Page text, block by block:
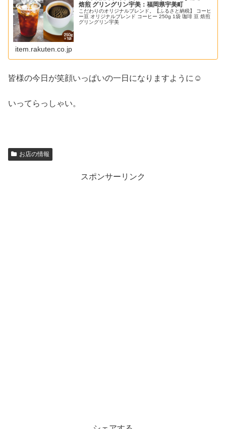
焙煎 グリングリン宇美：福岡県宇美町
こだわりのオリジナルブレンド。【ふるさと納税】 コーヒ
ー豆 オリジナルブレンド コーヒー 250g 1袋 珈琲 豆 焙煎
グリングリン宇美
item.rakuten.co.jp
皆様の今日が笑顔いっぱいの一日になりますように☺
いってらっしゃい。
お店の情報
スポンサーリンク